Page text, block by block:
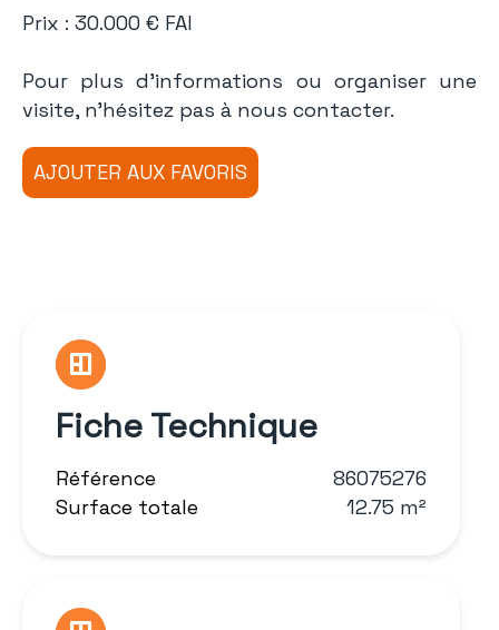
Prix : 30.000 € FAI
Pour plus d’informations ou organiser une
visite, n’hésitez pas à nous contacter.
Fiche Technique
Référence
86075276
Surface totale
12.75 m²